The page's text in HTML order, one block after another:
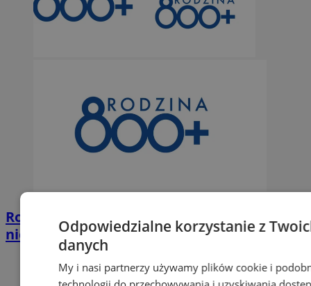
Rodzina 800+: MRPiPS ostrzega przed
nieuczciwymi praktykami
Odpowiedzialne korzystanie z
danych
My i nasi partnerzy używamy plików cookie i